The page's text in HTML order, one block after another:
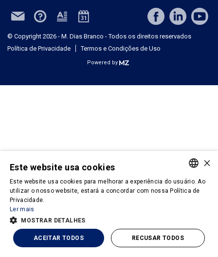
© Copyright 2026 - M. Dias Branco - Todos os direitos reservados
Política de Privacidade
Termos e Condições de Uso
Powered by
PORTUGUESE
×
Este website usa cookies
Este website usa cookies para melhorar a experiência do usuário. Ao
utilizar o nosso website, estará a concordar com nossa Política de
Privacidade.
Ler mais
MOSTRAR DETALHES
ACEITAR TODOS RECUSAR TODOS